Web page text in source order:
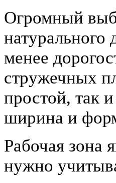
Огромный
менее
стружечных
простой, так
ширина и
Рабочая зона
нужно